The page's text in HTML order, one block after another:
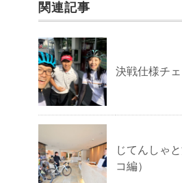
関連記事
決戦仕様チ
じてんしゃ
コ編）